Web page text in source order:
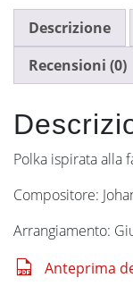
Descrizione
Recensioni (0)
Polka ispirata alla
Compositore:
Arrangiamento:
Anteprima